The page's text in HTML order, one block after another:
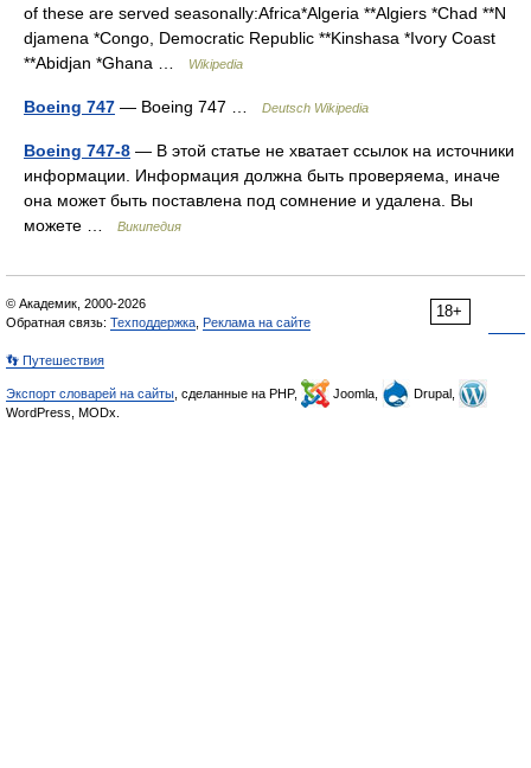
of these are served seasonally:Africa*Algeria **Algiers *Chad **N
djamena *Congo, Democratic Republic **Kinshasa *Ivory Coast
**Abidjan *Ghana …
Wikipedia
Boeing 747 — Boeing 747 … Deutsch Wikipedia
Boeing 747-8 — В этой статье не хватает ссылок на источники
информации. Информация должна быть проверяема, иначе
она может быть поставлена под сомнение и удалена. Вы
можете …
Википедия
18+
© Академик, 2000-2026
Обратная связь: Техподдержка Реклама на сайте
👣 Путешествия
Экспорт словарей на сайты , сделанные на PHP, Joomla,
Drupal,
WordPress, MODx.